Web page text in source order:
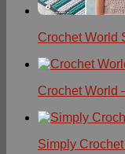
Crochet World
Crochet World
Simply